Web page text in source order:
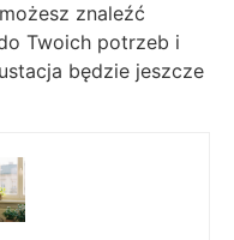
znaleźć
Twoich potrzeb i
będzie jeszcze